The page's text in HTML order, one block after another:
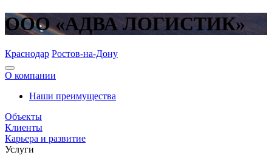
ООО «АДВА ЛОГИСТИК»
Краснодар Ростов-на-Дону
О компании
Наши преимущества
Объекты
Клиенты
Карьера и развитие
Услуги